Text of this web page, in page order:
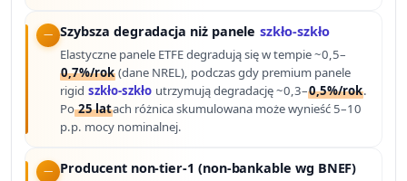
Szybsza degradacja niż panele szkło-szkło
Elastyczne panele ETFE degradują się w tempie ~0,5–
0,7%/rok (dane NREL), podczas gdy premium panele
rigid szkło-szkło utrzymują degradację ~0,3–0,5%/rok.
Po25 latach różnica skumulowana może wynieść 5–10
p.p. mocy nominalnej.
Producent non-tier-1 (non-bankable wg BNEF)